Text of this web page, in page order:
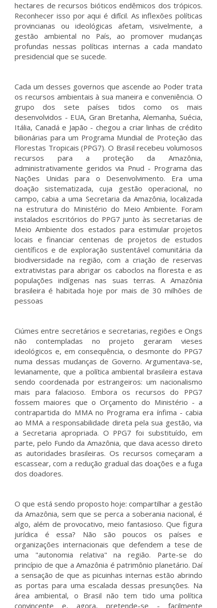
hectares de recursos bióticos endêmicos dos trópicos.
Reconhecer isso por aqui é difícil. As inflexões políticas
provincianas ou ideológicas afetam, visivelmente, a
gestão ambiental no País, ao promover mudanças
profundas nessas políticas internas a cada mandato
presidencial que se sucede.
Cada um desses governos que ascende ao Poder trata
os recursos ambientais à sua maneira e conveniência. O
grupo dos sete países tidos como os mais
desenvolvidos - EUA, Gran Bretanha, Alemanha, Suécia,
Itália, Canadá e Japão - chegou a criar linhas de crédito
bilionárias para um Programa Mundial de Proteção das
Florestas Tropicais (PPG7). O Brasil recebeu volumosos
recursos para a proteção da Amazônia,
administrativamente geridos via Pnud - Programa das
Nações Unidas para o Desenvolvimento. Era uma
doação sistematizada, cuja gestão operacional, no
campo, cabia a uma Secretaria da Amazônia, localizada
na estrutura do Ministério do Meio Ambiente. Foram
instalados escritórios do PPG7 junto às secretarias de
Meio Ambiente dos estados para estimular projetos
locais e financiar centenas de projetos de estudos
científicos e de exploração sustentável comunitária da
biodiversidade na região, com a criação de reservas
extrativistas para abrigar os caboclos na floresta e as
populações indígenas nas suas terras. A Amazônia
brasileira é habitada hoje por mais de 30 milhões de
pessoas
Ciúmes entre secretários e secretarias, regiões e Ongs
não contempladas no projeto geraram vieses
ideológicos e, em consequência, o desmonte do PPG7
numa dessas mudanças de Governo. Argumentava-se,
levianamente, que a política ambiental brasileira estava
sendo coordenada por estrangeiros: um nacionalismo
mais para falacioso. Embora os recursos do PPG7
fossem maiores que o Orçamento do Ministério - a
contrapartida do MMA no Programa era ínfima - cabia
ao MMA a responsabilidade direta pela sua gestão, via
a Secretaria apropriada. O PPG7 foi substituído, em
parte, pelo Fundo da Amazônia, que dava acesso direto
as autoridades brasileiras. Os recursos começaram a
escassear, com a redução gradual das doações e a fuga
dos doadores.
O que está sendo proposto hoje: compartilhar a gestão
da Amazônia, sem que se perca a soberania nacional, é
algo, além de provocativo, meio fantasioso. Que figura
jurídica é essa? Não são poucos os países e
organizações internacionais que defendem a tese de
uma "autonomia relativa" na região. Parte-se do
princípio de que a Amazônia é patrimônio planetário. Daí
a sensação de que as picuinhas internas estão abrindo
as portas para uma escalada dessas presunções. Na
área ambiental, o Brasil não tem tido uma política
convincente e, agora, pretende-se - facilmente